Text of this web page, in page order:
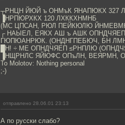
┬РНЦН ЙЮЙ ъ ОНМъК ЯНАПЮКХ 327
▐НРПЮРХКХ 120 ЛХККХНМНБ
(МС ЦПСАН, РЮЛ ПЕЙКЮЛЮ
┌ НАЫЕЛ, ЕЯКХ АШ ъ АШК
ГЮПЮАНРЮК. (ОНДНГПЕБЮЧ, БН
█Н! ÷ МЕ ОПНДЧЯЕП ≤РНПЛЮ
▐НЩРНЛС ЯЙЮФС ОПъЛН, ВЕЯРМН,
To Molotov: Nothing personal
;-)
отправлено 28.06.01 23:13
А по русски слабо?